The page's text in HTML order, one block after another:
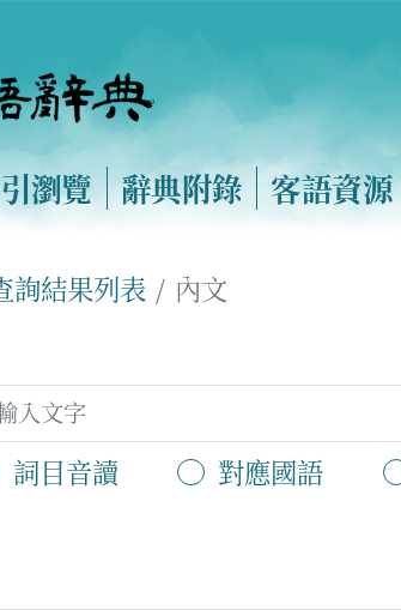
瀏覽 辭典附錄 客語資源
詢結果列表 內文
詞目音讀 對應國語